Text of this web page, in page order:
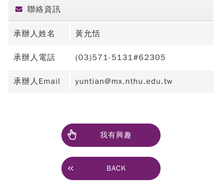
聯絡資訊
承辦人姓名 黃允恬
承辦人電話 (03)571-5131#62305
承辦人Email yuntian@mx.nthu.edu.tw
我有興趣
BACK